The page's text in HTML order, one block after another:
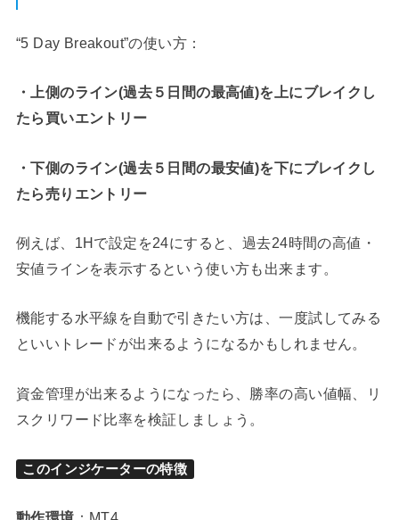
“5 Day Breakout”の使い方：
・上側のライン(過去５日間の最高値)を上にブレイクし
たら買いエントリー
・下側のライン(過去５日間の最安値)を下にブレイクし
たら売りエントリー
例えば、1Hで設定を24にすると、過去24時間の高値・
安値ラインを表示するという使い方も出来ます。
機能する水平線を自動で引きたい方は、一度試してみる
といいトレードが出来るようになるかもしれません。
資金管理が出来るようになったら、勝率の高い値幅、リ
スクリワード比率を検証しましょう。
このインジケーターの特徴